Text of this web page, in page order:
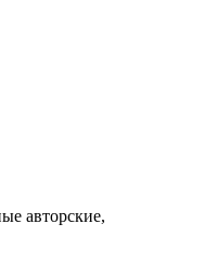
авторские,